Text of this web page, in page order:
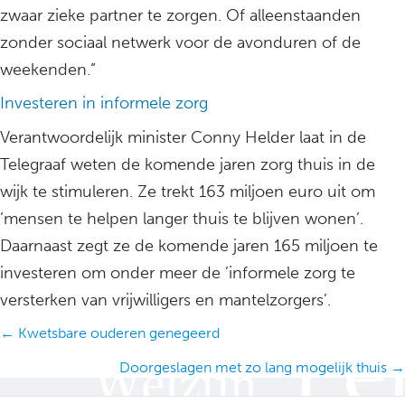
zwaar zieke partner te zorgen. Of alleenstaanden
zonder sociaal netwerk voor de avonduren of de
weekenden.”
Investeren in informele zorg
Verantwoordelijk minister Conny Helder laat in de
Telegraaf weten de komende jaren zorg thuis in de
wijk te stimuleren. Ze trekt 163 miljoen euro uit om
’mensen te helpen langer thuis te blijven wonen’.
Daarnaast zegt ze de komende jaren 165 miljoen te
investeren om onder meer de ’informele zorg te
versterken van vrijwilligers en mantelzorgers’.
Posts
← Kwetsbare ouderen genegeerd
Doorgeslagen met zo lang mogelijk thuis →